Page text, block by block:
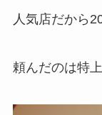
人気店だから
頼んだのは特